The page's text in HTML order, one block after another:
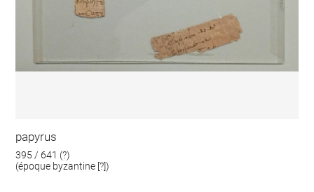
papyrus
395 / 641 (?)
(époque byzantine [?])